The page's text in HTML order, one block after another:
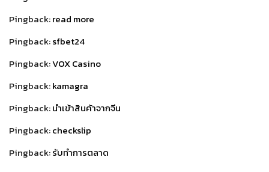
Pingback:read more
Pingback:sfbet24
Pingback:VOX Casino
Pingback:kamagra
Pingback:นำเข้าสินค้าจากจีน
Pingback:checkslip
Pingback:รับทำการตลาด